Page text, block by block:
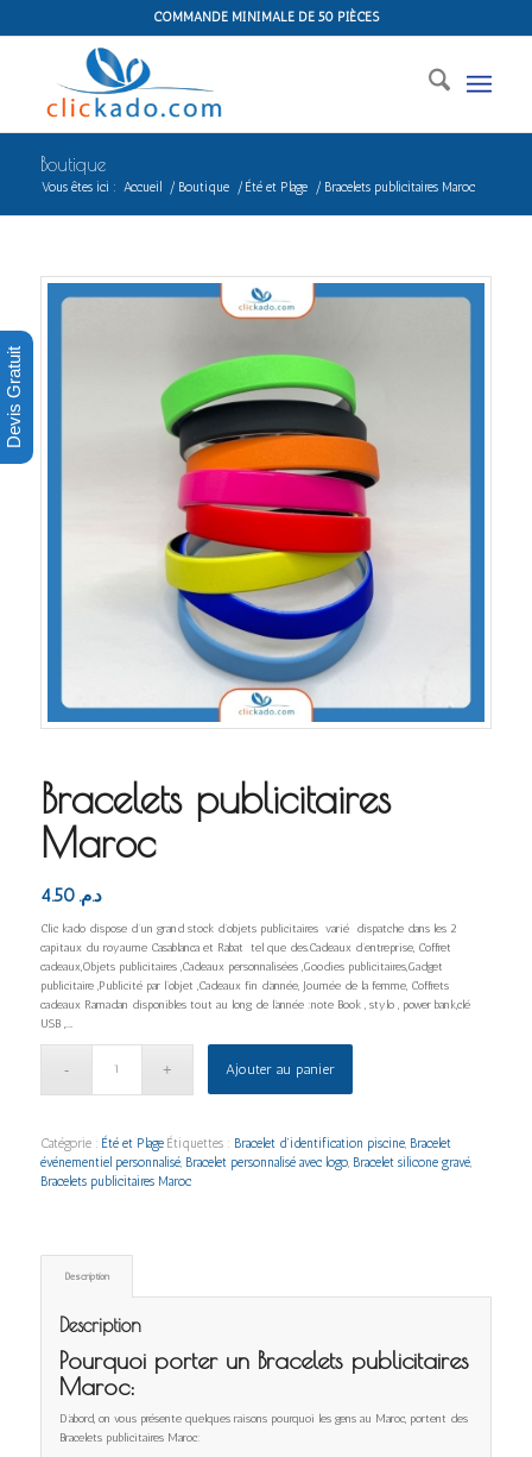
COMMANDE MINIMALE DE 50 PIÈCES
Boutique
Vous êtes ici : Accueil / Boutique / Été et Plage / Bracelets publicitaires Maroc
Bracelets publicitaires
Maroc
د.م. 4.50
Clic kado dispose d’un grand stock d’objets publicitaires varié dispatche dans les 2
capitaux du royaume Casablanca et Rabat tel que des.Cadeaux d’entreprise, Coffret
cadeaux,Objets publicitaires ,Cadeaux personnalisées ,Goodies publicitaires,Gadget
publicitaire ,Publicité par l’objet ,Cadeaux fin d’année, Journée de la femme, Coffrets
cadeaux Ramadan disponibles tout au long de l’année :note Book , stylo , power bank,clé
USB ,…..
Ajouter au panier
Catégorie : Été et Plage Étiquettes : Bracelet d’identification piscine, Bracelet
événementiel personnalisé, Bracelet personnalisé avec logo, Bracelet silicone gravé,
Bracelets publicitaires Maroc
Description
Description
Pourquoi porter un Bracelets publicitaires
Maroc:
D’abord, on vous présente quelques raisons pourquoi les gens au Maroc, portent des
Bracelets publicitaires Maroc:
Devis Gratuit